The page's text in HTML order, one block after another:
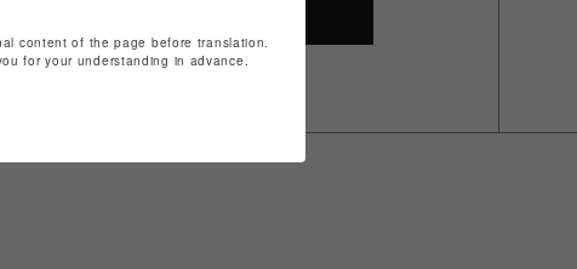
content of the page before translation.
for your understanding in advance.